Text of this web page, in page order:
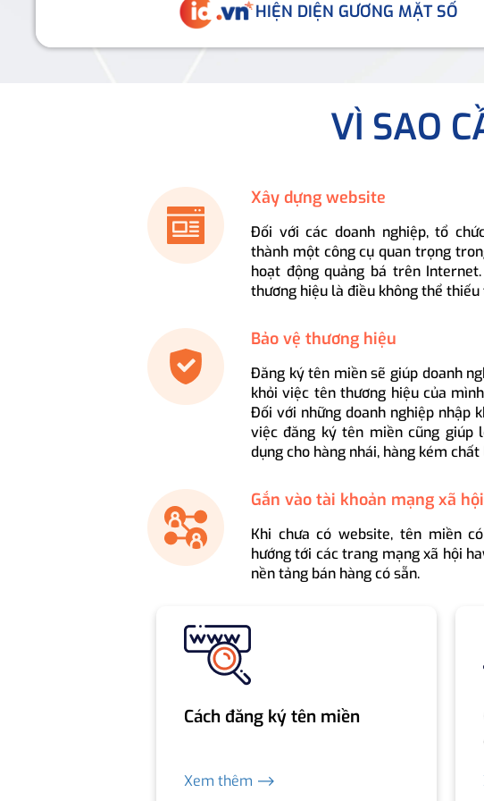
HIỆN DIỆN GƯƠNG MẶT SỐ
VÌ SAO
Xây dựng website
Đối với các doanh nghiệp, tổ
thành một công cụ quan trọng
hoạt động quảng bá trên
thương hiệu là điều không thể
Bảo vệ thương hiệu
Đăng ký tên miền sẽ giúp doanh
khỏi việc tên thương hiệu của
Đối với những doanh nghiệp nhập
việc đăng ký tên miền cũng
dụng cho hàng nhái, hàng kém
Gắn vào tài khoản mạng xã
Khi chưa có website, tên miền
hướng tới các trang mạng xã hội
nền tảng bán hàng có sẵn.
Cách đăng ký tên miền
Xem thêm ⟶